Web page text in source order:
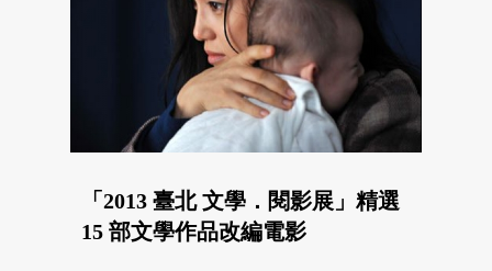
「2013 臺北 文學．閱影展」精選
15 部文學作品改編電影